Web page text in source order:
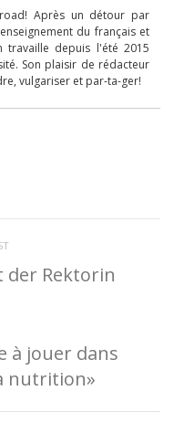
Après un détour par
du français et
travaille depuis l'été 2015
Son plaisir de rédacteur
vulgariser et par-ta-ger!
der Rektorin
à jouer dans
nutrition»